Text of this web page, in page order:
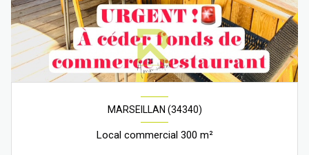
MARSEILLAN (34340)
Local commercial 300 m²